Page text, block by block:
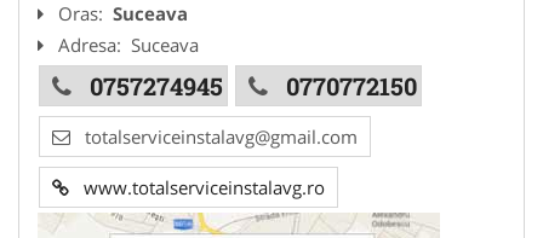
Oras: Suceava
Adresa: Suceava
0757274945 0770772150
totalserviceinstalavg@gmail.com
www.totalserviceinstalavg.ro